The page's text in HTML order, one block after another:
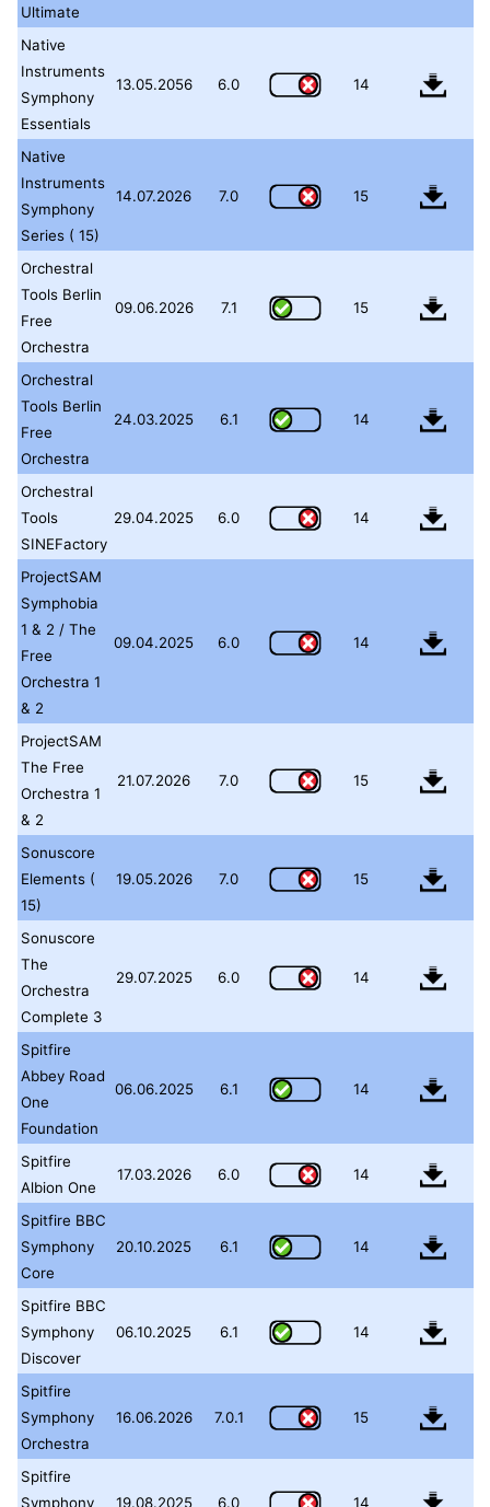
Ultimate
Native
Instruments
Symphony
Essentials
13.05.2056 6.0 14
Native
Instruments
Symphony
Series ( 15)
14.07.2026 7.0 15
Orchestral
Tools Berlin
Free
Orchestra
09.06.2026 7.1 15
Orchestral
Tools Berlin
Free
Orchestra
24.03.2025 6.1 14
Orchestral
Tools
SINEFactory
29.04.2025 6.0 14
ProjectSAM
Symphobia
1 & 2 / The
Free
Orchestra 1
& 2
09.04.2025 6.0 14
ProjectSAM
The Free
Orchestra 1
& 2
21.07.2026 7.0 15
Sonuscore
Elements (
15)
19.05.2026 7.0 15
Sonuscore
The
Orchestra
Complete 3
29.07.2025 6.0 14
Spitfire
Abbey Road
One
Foundation
06.06.2025 6.1 14
Spitfire
Albion One
17.03.2026 6.0 14
Spitfire BBC
Symphony
Core
20.10.2025 6.1 14
Spitfire BBC
Symphony
Discover
06.10.2025 6.1 14
Spitfire
Symphony
Orchestra
16.06.2026 7.0.1 15
Spitfire
Symphony
19.08.2025 6.0 14